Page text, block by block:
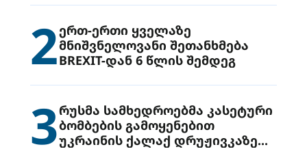
2ერთ-ერთი ყველაზე
მნიშვნელოვანი შეთანხმება
BREXIT-დან 6 წლის შემდეგ
3რუსმა სამხედროებმა კასეტური
ბომბების გამოყენებით
უკრაინის ქალაქ დრუჟივკაზე